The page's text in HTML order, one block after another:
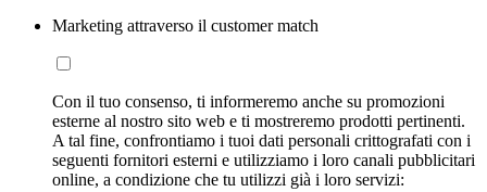
Marketing attraverso il customer match
Con il tuo consenso, ti informeremo anche su promozioni
esterne al nostro sito web e ti mostreremo prodotti pertinenti.
A tal fine, confrontiamo i tuoi dati personali crittografati con i
seguenti fornitori esterni e utilizziamo i loro canali pubblicitari
online, a condizione che tu utilizzi già i loro servizi: